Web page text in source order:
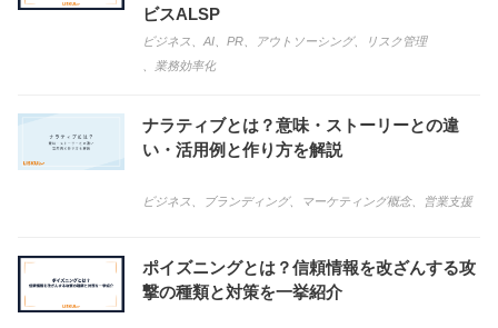
ビスALSP
ビジネス AI PR アウトソーシング、
リスク管理
業務効率化
ナラティブとは？意味・ストーリーとの違
い・活用例と作り方を解説
ビジネス ブランディング、 マーケティング概念、 営業支援
ポイズニングとは？信頼情報を改ざんする攻
撃の種類と対策を一挙紹介